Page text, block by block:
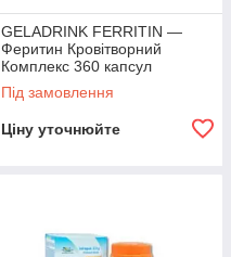
GELADRINK FERRITIN —
Феритин Кровітворний
Комплекс 360 капсул
Під замовлення
Ціну уточнюйте